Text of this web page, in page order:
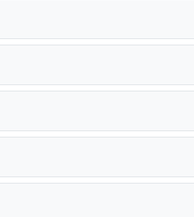
сети и сервисы поиска
дополнительные данные, например
сети и открытые базы информации.
сетей, публичных